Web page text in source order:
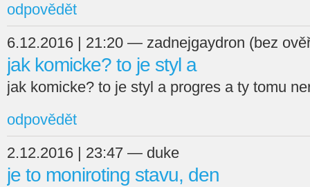
odpovědět
6.12.2016 | 21:20 — zadnejgaydron (bez
jak komicke? to je styl a
jak komicke? to je styl a progres a ty tomu
odpovědět
2.12.2016 | 23:47 — duke
je to moniroting stavu, den